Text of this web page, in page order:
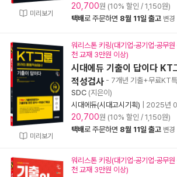
미리보기
20,700원 (10% 할인 / 1,150원)
택배로 주문하면 8월 11일 출고 변경
미리보기
워리스톤 키링(대기업·공기업·공무
천 교재 3만원 이상)
시대에듀 기출이 답이다 KT
적성검사 - 7개년 기출+무료KT
SDC (지은이)
시대에듀(시대고시기획)
2025년
20,700원 (10% 할인 / 1,150원)
택배로 주문하면 8월 11일 출고 변경
워리스톤 키링(대기업·공기업·공무
천 교재 3만원 이상)